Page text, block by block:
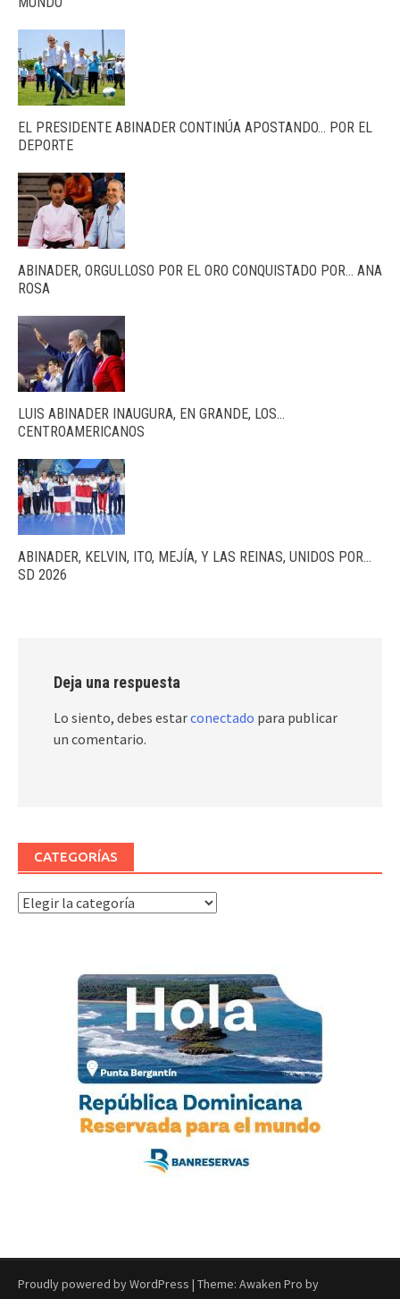
EL PRESIDENTE ABINADER CONTINÚA APOSTANDO… POR EL
DEPORTE
ABINADER, ORGULLOSO POR EL ORO CONQUISTADO POR… ANA
ROSA
LUIS ABINADER INAUGURA, EN GRANDE, LOS…
CENTROAMERICANOS
ABINADER, KELVIN, ITO, MEJÍA, Y LAS REINAS, UNIDOS POR…
SD 2026
Deja una respuesta
Lo siento, debes estarconectado para publicar
un comentario.
CATEGORÍAS
Categorías
Proudly powered by WordPress | Theme: Awaken Pro by